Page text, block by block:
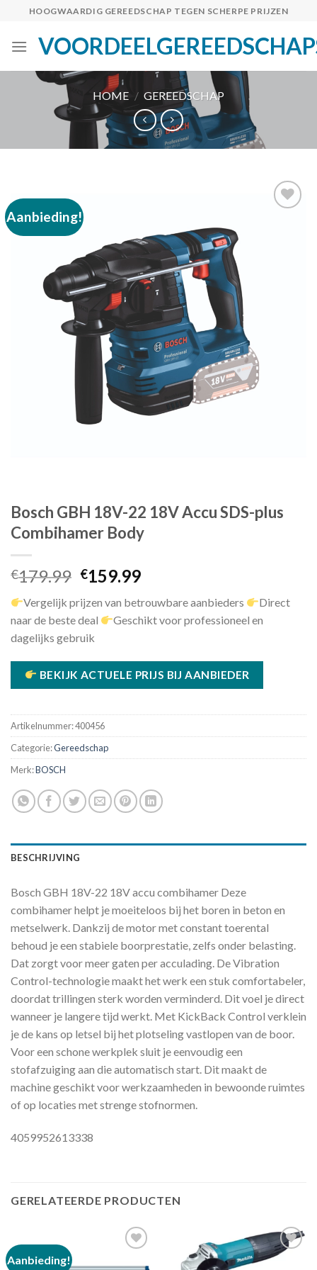
content
HOOGWAARDIG GEREEDSCHAP TEGEN SCHERPE PRIJZEN
HOME / GEREEDSCHAP
Aanbieding!
Bosch GBH 18V-22 18V Accu SDS-plus
Combihamer Body
€179.99 Oorspronkelijke
was:
€179.99.
€159.99Huidige
is:
€159.99.
Vergelijk prijzen van betrouwbare aanbieders
Direct
naar de beste deal
Geschikt voor professioneel en
dagelijks gebruik
BEKIJK ACTUELE PRIJS BIJ AANBIEDER
Artikelnummer:400456
Categorie:Gereedschap
Merk:BOSCH
BESCHRIJVING
Bosch GBH 18V-22 18V accu combihamer Deze
combihamer helpt je moeiteloos bij het boren in beton en
metselwerk. Dankzij de motor met constant toerental
behoud je een stabiele boorprestatie, zelfs onder belasting.
Dat zorgt voor meer gaten per acculading. De Vibration
Control-technologie maakt het werk een stuk comfortabeler,
doordat trillingen sterk worden verminderd. Dit voel je direct
wanneer je langere tijd werkt. Met KickBack Control verklein
je de kans op letsel bij het plotseling vastlopen van de boor.
Voor een schone werkplek sluit je eenvoudig een
stofafzuiging aan die automatisch start. Dit maakt de
machine geschikt voor werkzaamheden in bewoonde ruimtes
of op locaties met strenge stofnormen.
4059952613338
GERELATEERDE PRODUCTEN
Aanbieding!